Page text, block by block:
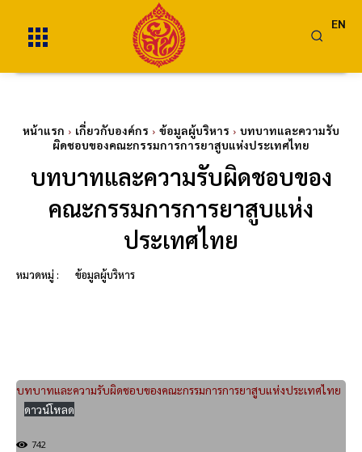
EN
หน้าแรก เกี่ยวกับองค์กร ข้อมูลผู้บริหาร
บทบาทและความรับ
ผิดชอบของคณะกรรมการการยาสูบแห่งประเทศไทย
บทบาทและความรับผิดชอบของ
คณะกรรมการการยาสูบแห่ง
ประเทศไทย
หมวดหมู่ : ข้อมูลผู้บริหาร
บทบาทและความรับผิดชอบของคณะกรรมการการยาสูบแห่งประเทศไทย
ดาวน์โหลด
742